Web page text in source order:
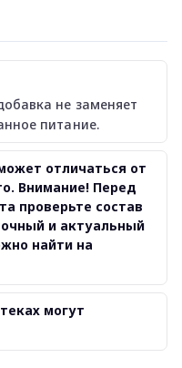
не заменяет
питание.
отличаться от
Внимание! Перед
проверьте состав
и актуальный
найти на
могут